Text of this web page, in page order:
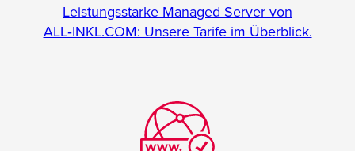
Leistungsstarke Managed Server von
ALL‑INKL.COM: Unsere Tarife im Überblick.